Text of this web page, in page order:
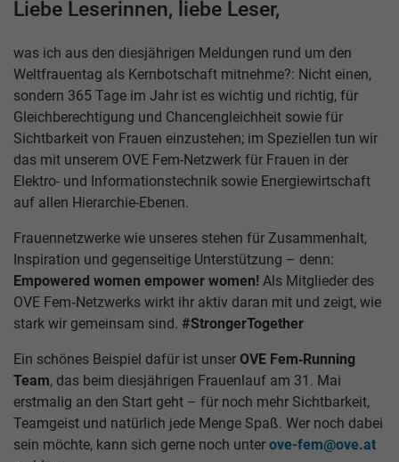
Liebe Leserinnen, liebe Leser,
was ich aus den diesjährigen Meldungen rund um den
Weltfrauentag als Kernbotschaft mitnehme?: Nicht einen,
sondern 365 Tage im Jahr ist es wichtig und richtig, für
Gleichberechtigung und Chancengleichheit sowie für
Sichtbarkeit von Frauen einzustehen; im Speziellen tun wir
das mit unserem OVE Fem-Netzwerk für Frauen in der
Elektro- und Informationstechnik sowie Energiewirtschaft
auf allen Hierarchie-Ebenen.
Frauennetzwerke wie unseres stehen für Zusammenhalt,
Inspiration und gegenseitige Unterstützung – denn:
Empowered women empower women! Als Mitglieder des
OVE Fem‑Netzwerks wirkt ihr aktiv daran mit und zeigt, wie
stark wir gemeinsam sind. #StrongerTogether
Ein schönes Beispiel dafür ist unser OVE Fem‑Running
Team, das beim diesjährigen Frauenlauf am 31. Mai
erstmalig an den Start geht – für noch mehr Sichtbarkeit,
Teamgeist und natürlich jede Menge Spaß. Wer noch dabei
sein möchte, kann sich gerne noch unter ove-fem@ove.at